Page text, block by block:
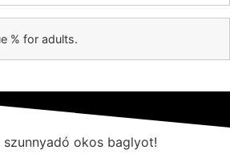
% for adults.
okos baglyot!